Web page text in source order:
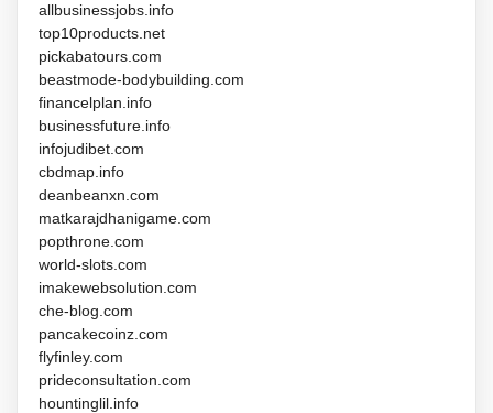
allbusinessjobs.info
top10products.net
pickabatours.com
beastmode-bodybuilding.com
financelplan.info
businessfuture.info
infojudibet.com
cbdmap.info
deanbeanxn.com
matkarajdhanigame.com
popthrone.com
world-slots.com
imakewebsolution.com
che-blog.com
pancakecoinz.com
flyfinley.com
prideconsultation.com
hountinglil.info